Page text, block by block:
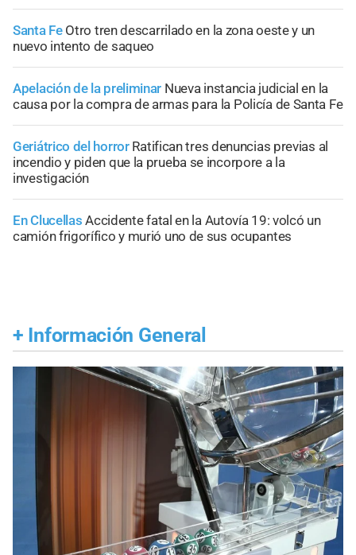
Santa Fe Otro tren descarrilado en la zona oeste y un
nuevo intento de saqueo
Apelación de la preliminar Nueva instancia judicial en la
causa por la compra de armas para la Policía de Santa Fe
Geriátrico del horror Ratifican tres denuncias previas al
incendio y piden que la prueba se incorpore a la
investigación
En Clucellas Accidente fatal en la Autovía 19: volcó un
camión frigorífico y murió uno de sus ocupantes
+ Información General